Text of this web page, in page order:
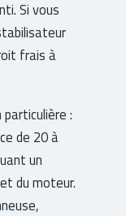
Si vous
frais à
:
de 20 à
un
du moteur.